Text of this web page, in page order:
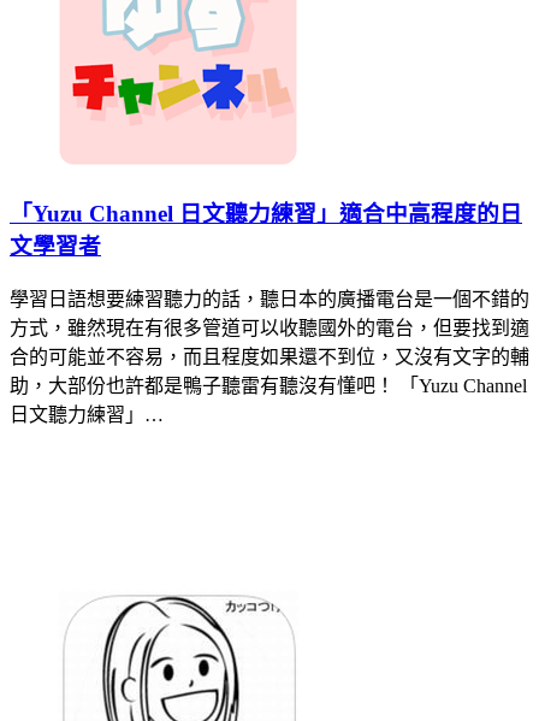
「Yuzu Channel 日文聽力練習」適合中高程度的日
文學習者
學習日語想要練習聽力的話，聽日本的廣播電台是一個不錯的
方式，雖然現在有很多管道可以收聽國外的電台，但要找到適
合的可能並不容易，而且程度如果還不到位，又沒有文字的輔
助，大部份也許都是鴨子聽雷有聽沒有懂吧！ 「Yuzu Channel
日文聽力練習」…